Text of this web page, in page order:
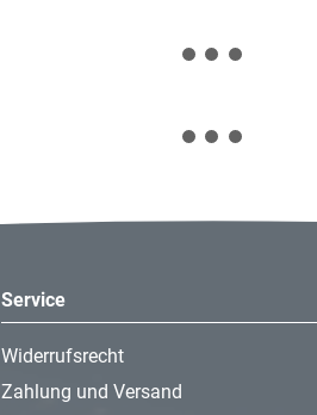
Service
Widerrufsrecht
Zahlung und Versand